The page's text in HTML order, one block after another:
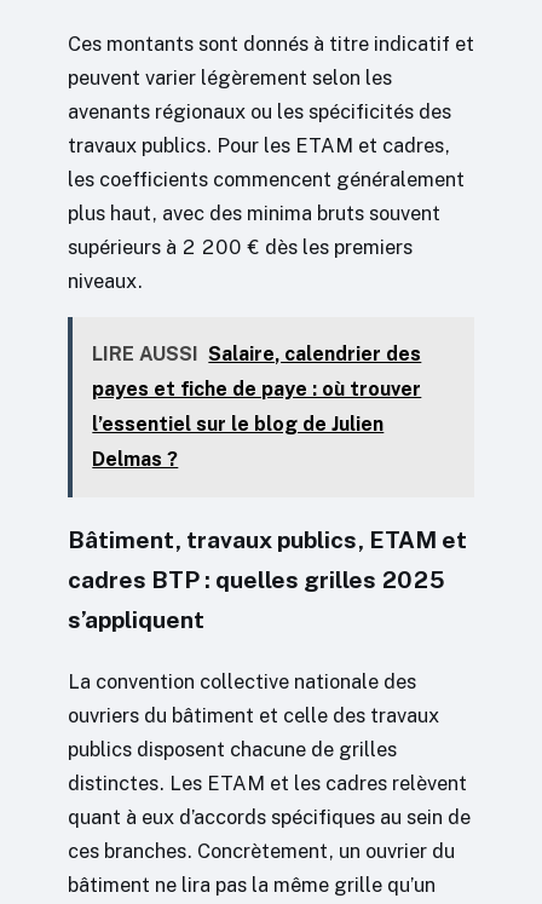
Ces montants sont donnés à titre indicatif et
peuvent varier légèrement selon les
avenants régionaux ou les spécificités des
travaux publics. Pour les ETAM et cadres,
les coefficients commencent généralement
plus haut, avec des minima bruts souvent
supérieurs à 2 200 € dès les premiers
niveaux.
LIRE AUSSI
Salaire, calendrier des
payes et fiche de paye : où trouver
l’essentiel sur le blog de Julien
Delmas ?
Bâtiment, travaux publics, ETAM et
cadres BTP : quelles grilles 2025
s’appliquent
La convention collective nationale des
ouvriers du bâtiment et celle des travaux
publics disposent chacune de grilles
distinctes. Les ETAM et les cadres relèvent
quant à eux d’accords spécifiques au sein de
ces branches. Concrètement, un ouvrier du
bâtiment ne lira pas la même grille qu’un